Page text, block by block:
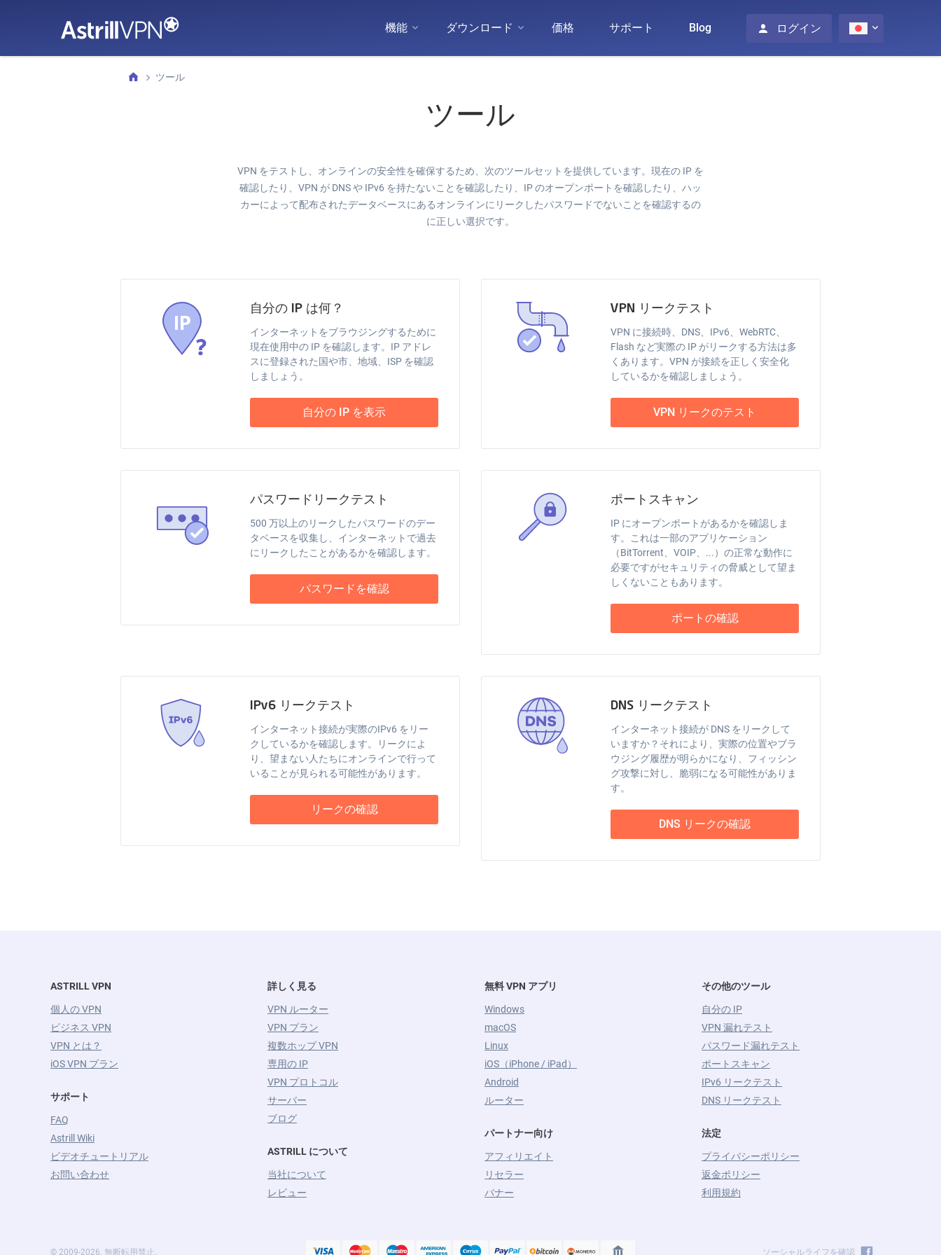
機能 ダウンロード 価格 サポート Blog ログイン
ツール
ツール
VPN をテストし、オンラインの安全性を確保するため、次のツールセットを提供しています。現在の IP を
確認したり、VPN が DNS や IPv6 を持たないことを確認したり、IP のオープンポートを確認したり、ハッ
カーによって配布されたデータベースにあるオンラインにリークしたパスワードでないことを確認するの
に正しい選択です。
自分の IP は何？
インターネットをブラウジングするために
現在使用中の IP を確認します。IP アドレ
スに登録された国や市、地域、ISP を確認
しましょう。
自分の IP を表示
VPN リークテスト
VPN に接続時、DNS、IPv6、WebRTC、
Flash など実際の IP がリークする方法は多
くあります。VPN が接続を正しく安全化
しているかを確認しましょう。
VPN リークのテスト
パスワードリークテスト
500 万以上のリークしたパスワードのデー
タベースを収集し、インターネットで過去
にリークしたことがあるかを確認します。
パスワードを確認
ポートスキャン
IP にオープンポートがあるかを確認しま
す。これは一部のアプリケーション
（BitTorrent、VOIP、...）の正常な動作に
必要ですがセキュリティの脅威として望ま
しくないこともあります。
ポートの確認
IPv6 リークテスト
インターネット接続が実際のIPv6 をリー
クしているかを確認します。リークによ
り、望まない人たちにオンラインで行って
いることが見られる可能性があります。
リークの確認
DNS リークテスト
インターネット接続が DNS をリークして
いますか？それにより、実際の位置やブラ
ウジング履歴が明らかになり、フィッシン
グ攻撃に対し、脆弱になる可能性がありま
す。
DNS リークの確認
ASTRILL VPN
個人の VPN
ビジネス VPN
VPN とは？
iOS VPN プラン
サポート
FAQ
Astrill Wiki
ビデオチュートリアル
お問い合わせ
詳しく見る
VPN ルーター
VPN プラン
複数ホップ VPN
専用の IP
VPN プロトコル
サーバー
ブログ
ASTRILL について
当社について
レビュー
無料 VPN アプリ
Windows
macOS
Linux
iOS（iPhone / iPad）
Android
ルーター
パートナー向け
アフィリエイト
リセラー
バナー
その他のツール
自分の IP
VPN 漏れテスト
パスワード漏れテスト
ポートスキャン
IPv6 リークテスト
DNS リークテスト
法定
プライバシーポリシー
返金ポリシー
利用規約
© 2009-2026. 無断転用禁止. ソーシャルライフを確認